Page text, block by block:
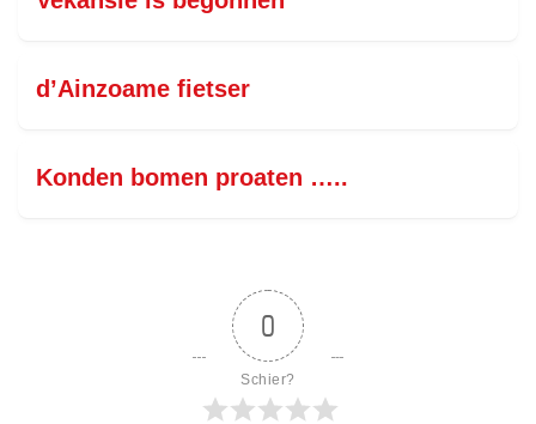
d’Ainzoame fietser
Konden bomen proaten …..
0
Schier?